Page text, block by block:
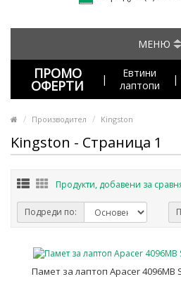
МЕНЮ
ПРОМО
ОФЕРТИ |
Евтини
лаптопи
|
Производител Kingston
Kingston - Страница 1
Продукти, добавени за
Подреди по:
Памет за лаптоп Apacer 4096MB